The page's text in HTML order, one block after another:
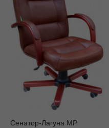
Сенатор-Лагуна MP